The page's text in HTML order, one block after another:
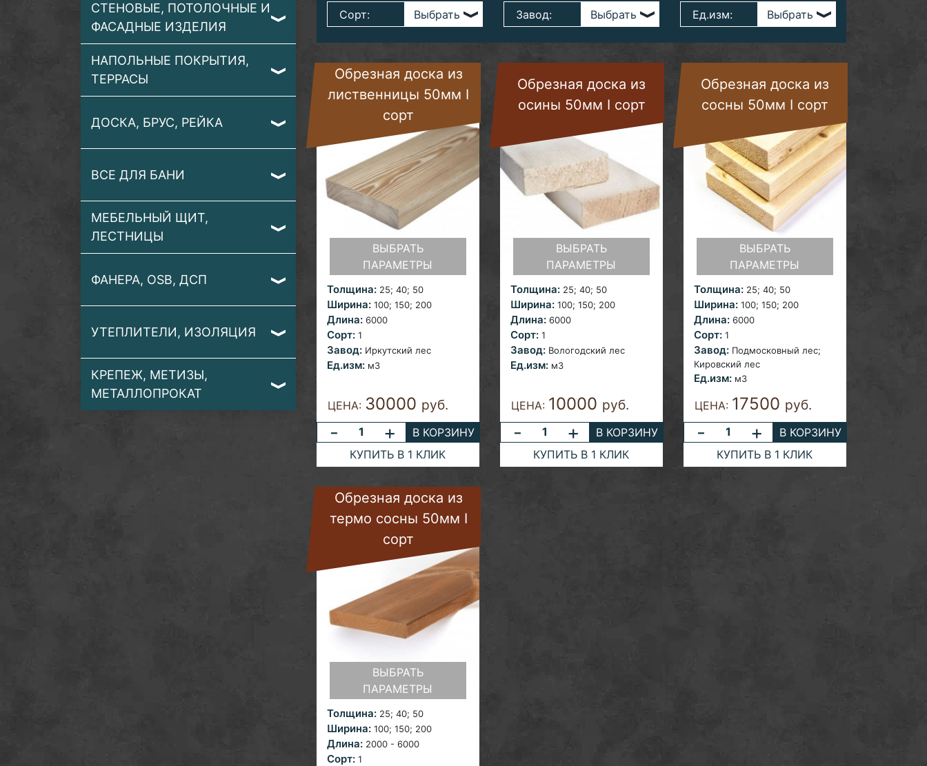
СТЕНОВЫЕ, ПОТОЛОЧНЫЕ И
ФАСАДНЫЕ ИЗДЕЛИЯ
НАПОЛЬНЫЕ ПОКРЫТИЯ,
ТЕРРАСЫ
ДОСКА, БРУС, РЕЙКА
ВСЕ ДЛЯ БАНИ
МЕБЕЛЬНЫЙ ЩИТ,
ЛЕСТНИЦЫ
ФАНЕРА, OSB, ДСП
УТЕПЛИТЕЛИ, ИЗОЛЯЦИЯ
КРЕПЕЖ, МЕТИЗЫ,
МЕТАЛЛОПРОКАТ
Сорт: Завод: Ед.изм:
Обрезная доска из
лиственницы 50мм I
сорт
ВЫБРАТЬ
ПАРАМЕТРЫ
Толщина: 25; 40; 50
Ширина: 100; 150; 200
Длина: 6000
Сорт: 1
Завод: Иркутский лес
Ед.изм: м3
ЦЕНА: 30000 руб.
- +
В КОРЗИНУ
КУПИТЬ В 1 КЛИК
Обрезная доска из
осины 50мм I сорт
ВЫБРАТЬ
ПАРАМЕТРЫ
Толщина:25; 40; 50
Ширина: 100; 150; 200
Длина: 6000
Сорт: 1
Завод: Вологодский лес
Ед.изм: м3
ЦЕНА: 10000 руб.
- +
В КОРЗИНУ
КУПИТЬ В 1 КЛИК
Обрезная доска из
сосны 50мм I сорт
ВЫБРАТЬ
ПАРАМЕТРЫ
Толщина:25; 40; 50
Ширина: 100; 150; 200
Длина: 6000
Сорт: 1
Завод: Подмосковный лес;
Кировский лес
Ед.изм: м3
ЦЕНА: 17500 руб.
- +
В КОРЗИНУ
КУПИТЬ В 1 КЛИК
Обрезная доска из
термо сосны 50мм I
сорт
ВЫБРАТЬ
ПАРАМЕТРЫ
Толщина: 25; 40; 50
Ширина: 100; 150; 200
Длина: 2000 - 6000
Сорт: 1